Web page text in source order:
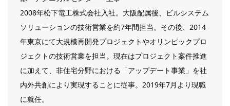
2008年松下電工株式会社入社。大阪配属後、ビルシステム
ソリューションの技術営業を約7年間担当。その後、2014
年東京にて大規模再開発プロジェクトやオリンピックプロ
ジェクトの技術営業を担当。現在はプロジェクト案件推進
に加えて、非住宅分野における「アップデート事業」を社
内外共創により実現することに従事。2019年7月より現職
に就任。